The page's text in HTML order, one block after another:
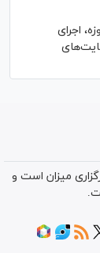
اجرای
میزان است و